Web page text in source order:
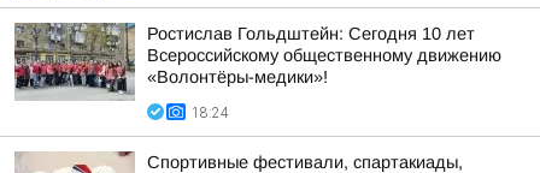
Ростислав Гольдштейн: Сегодня 10 лет
Всероссийскому общественному движению
«Волонтёры-медики»!
18:24
Спортивные фестивали, спартакиады,